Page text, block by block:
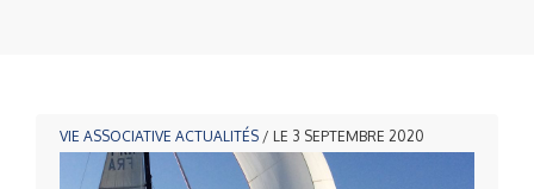
VIE ASSOCIATIVE ACTUALITÉS / LE 3 SEPTEMBRE 2020